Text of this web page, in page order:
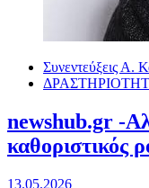
Συνεντεύξεις Α.
newshub.gr -
καθοριστικός
13.05.2026